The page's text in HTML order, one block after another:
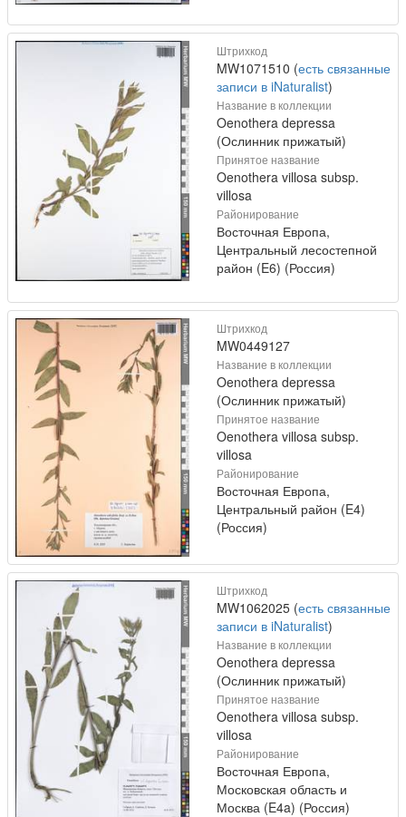
Штрихкод
MW1071510 (есть связанные
записи в iNaturalist)
Название в коллекции
Oenothera depressa
(Ослинник прижатый)
Принятое название
Oenothera villosa subsp.
villosa
Районирование
Восточная Европа,
Центральный лесостепной
район (E6) (Россия)
Штрихкод
MW0449127
Название в коллекции
Oenothera depressa
(Ослинник прижатый)
Принятое название
Oenothera villosa subsp.
villosa
Районирование
Восточная Европа,
Центральный район (E4)
(Россия)
Штрихкод
MW1062025 (есть связанные
записи в iNaturalist)
Название в коллекции
Oenothera depressa
(Ослинник прижатый)
Принятое название
Oenothera villosa subsp.
villosa
Районирование
Восточная Европа,
Московская область и
Москва (E4a) (Россия)